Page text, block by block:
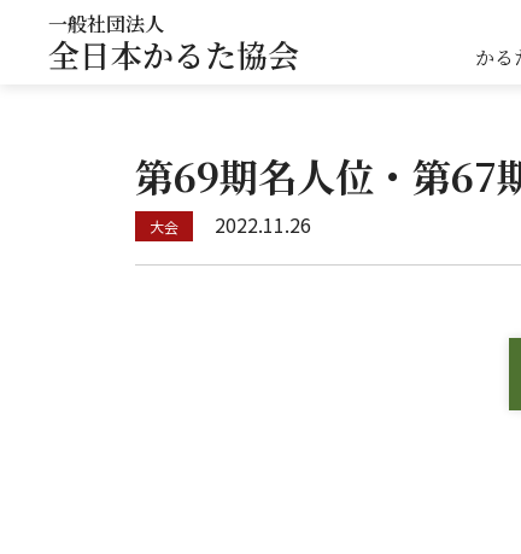
一般社団法人
全日本かるた協会 かる
第69期名人位・第67
2022.11.26